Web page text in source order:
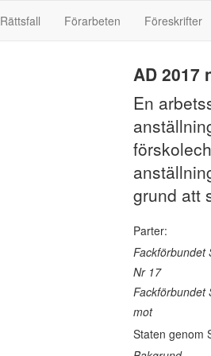
Rättsfall Förarbeten Föreskrifter
AD 2017
En
grund att
Parter:
Fackförbundet
Nr 17
Fackförbundet
mot
Staten genom